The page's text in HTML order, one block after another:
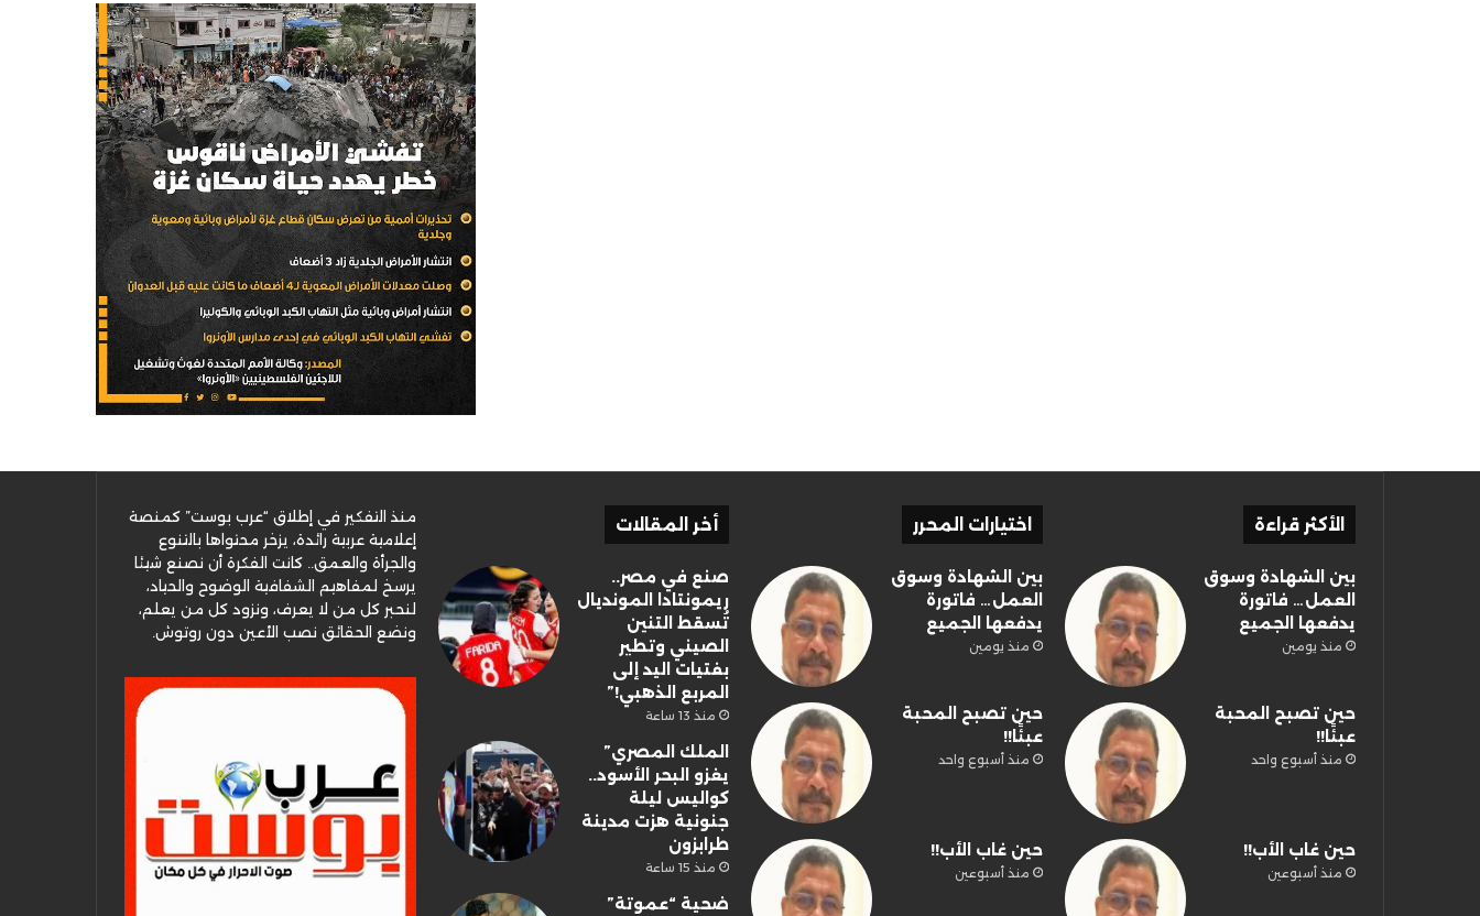
الأكثر قراءة
بين الشهادة وسوق
العمل… فاتورة
يدفعها الجميع
منذ يومين
حين تصبح المحبة
عبئًا!!
منذ أسبوع واحد
حين غاب الأب!!
منذ أسبوعين
اختيارات المحرر
بين الشهادة وسوق
العمل… فاتورة
يدفعها الجميع
منذ يومين
حين تصبح المحبة
عبئًا!!
منذ أسبوع واحد
حين غاب الأب!!
منذ أسبوعين
أخر المقالات
صنع في مصر..
ريمونتادا المونديال
تُسقط التنين
الصيني وتطير
بفتيات اليد إلى
المربع الذهبي!”
منذ 13 ساعة
الملك المصري”
يغزو البحر الأسود..
كواليس ليلة
جنونية هزت مدينة
طرابزون
منذ 15 ساعة
ضحية “عموتة”
منذ التفكير في إطلاق “عرب بوست” كمنصة
إعلامية عربية رائدة، يزخر محتواها بالتنوع
والجرأة والعمق.. كانت الفكرة أن نصنع شيئا
يرسخ لمفاهيم الشفافية الوضوح والحياد،
لنحبر كل من لا يعرف، ونزود كل من يعلم،
ونضع الحقائق نصب الأعين دون روتوش.